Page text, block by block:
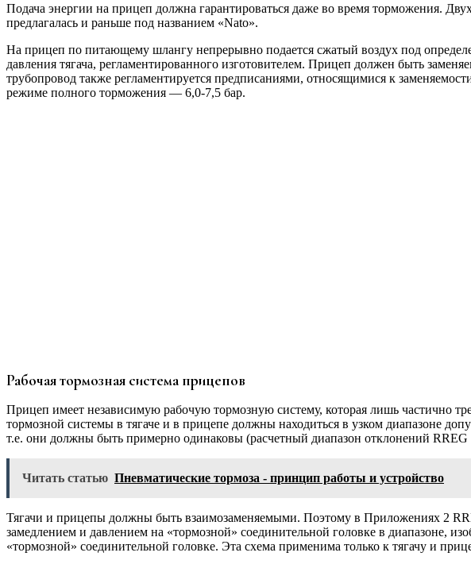
Подача энергии на прицеп должна гаран­тироваться даже во время торможения.
предлагалась и раньше под названием «Nato».
На прицеп по питающему шлангу непрерывно подается сжатый воздух под
давления тягача, регламентиро­ванного изготовителем. Прицеп должен быть
трубопровод также регла­ментируется предписаниями, относящимися к
режиме полного торможения — 6,0-7,5 бар.
Рабочая тормозная система прицепов
Прицеп имеет независимую рабочую тормоз­ную систему, которая лишь частично
тормозной системы в тягаче и в прицепе должны находиться в узком диа­пазоне
т.е. они должны быть примерно одинаковы (расчетный диа­пазон отклонений
Читать статью Пневматические тормоза - принцип работы и устройство
Тягачи и прицепы должны быть взаимо­заменяемыми. Поэтому в Приложениях 2
замедлением и давлением на «тормозной» соединительной головке в диапазоне,
«тор­мозной» соединительной головке. Эта схема применима только к тягачу и